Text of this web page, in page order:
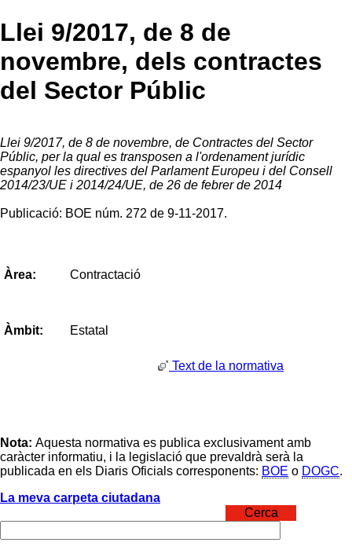
Llei 9/2017, de 8 de
novembre, dels contractes
del Sector Públic
Llei 9/2017, de 8 de novembre, de Contractes del Sector
Públic, per la qual es transposen a l'ordenament jurídic
espanyol les directives del Parlament Europeu i del Consell
2014/23/UE i 2014/24/UE, de 26 de febrer de 2014
Publicació: BOE núm. 272 de 9-11-2017.
Àrea: Contractació
Àmbit: Estatal
Text de la normativa
Nota: Aquesta normativa es publica exclusivament amb
caràcter informatiu, i la legislació que prevaldrà serà la
publicada en els Diaris Oficials corresponents: BOE o DOGC.
La meva carpeta ciutadana
Cerca